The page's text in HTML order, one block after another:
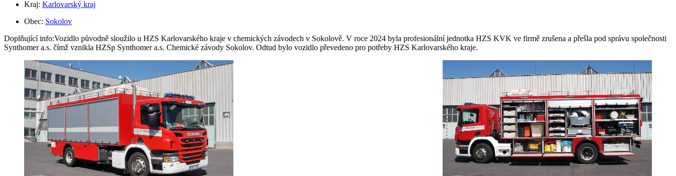
Kraj: Karlovarský kraj
Obec: Sokolov
Doplňující info:Vozidlo původně sloužilo u HZS Karlovarského kraje v chemických závodech v Sokolově. V roce 2024 byla profesionální jednotka HZS KVK ve firmě zrušena a přešla pod správu společnosti
Synthomer a.s. čímž vznikla HZSp Synthomer a.s. Chemické závody Sokolov. Odtud bylo vozidlo převedeno pro potřeby HZS Karlovarského kraje.